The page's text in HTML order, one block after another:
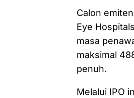
Calon
Eye
masa
maksimal
penuh.
Melalui IPO